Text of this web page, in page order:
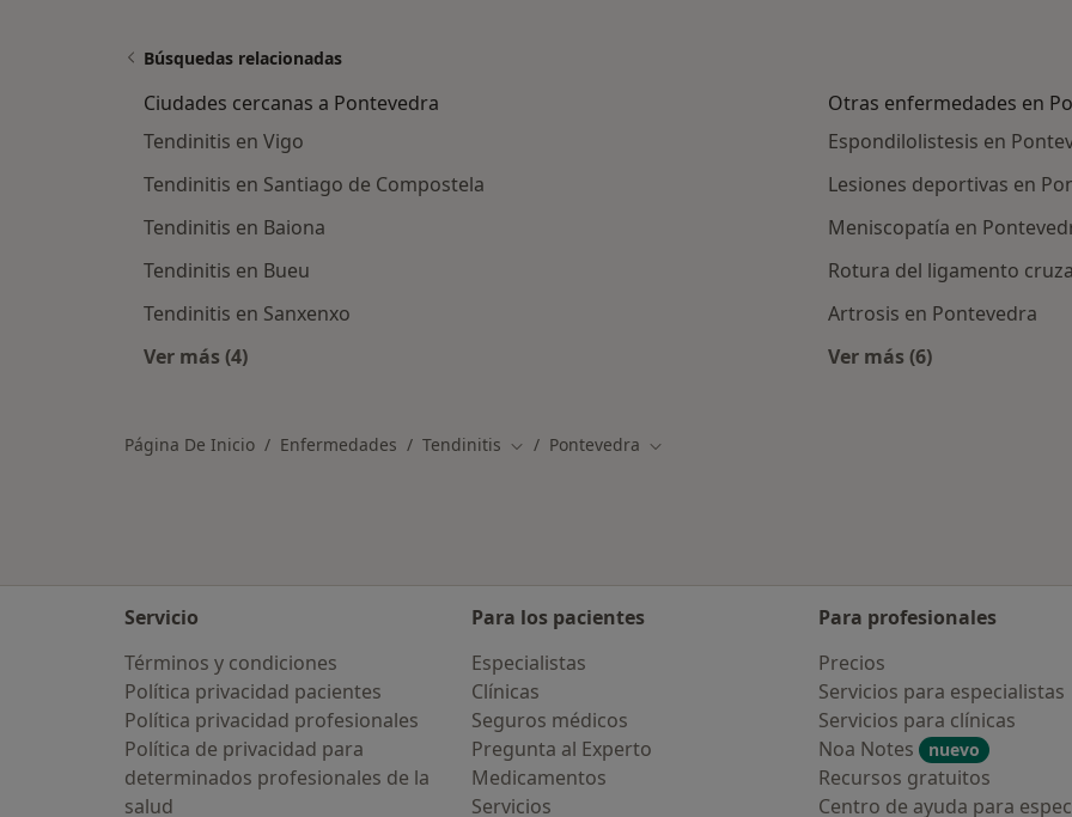
Búsquedas relacionadas
Ciudades cercanas a Pontevedra
Tendinitis en Vigo
Tendinitis en Santiago de Compostela
Tendinitis en Baiona
Tendinitis en Bueu
Tendinitis en Sanxenxo
Ver más (4)
Otras enfermedades en
Espondilolistesis en
Lesiones deportivas en
Meniscopatía en
Rotura del ligamento
Artrosis en Pontevedra
Ver más (6)
Página De Inicio Enfermedades Tendinitis Cambiar de ciudad
Pontevedra Cambiar de ciudad
Servicio
Términos y condiciones
Política privacidad pacientes
Política privacidad profesionales
Política de privacidad para
determinados profesionales de la
salud
Para los pacientes
Especialistas
Clínicas
Seguros médicos
Pregunta al Experto
Medicamentos
Servicios
Para profesionales
Precios
Servicios para especialistas
Servicios para clínicas
Noa Notes
nuevo
Recursos gratuitos
Centro de ayuda para